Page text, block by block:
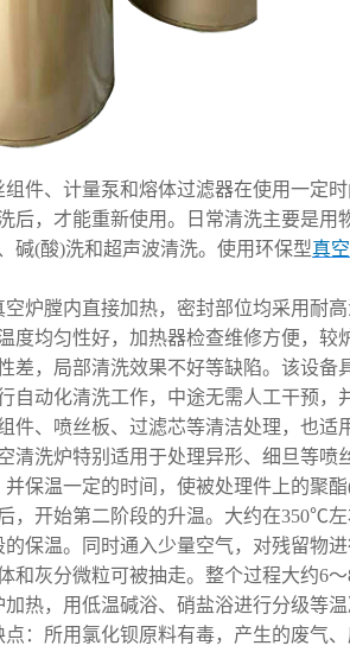
件、计量泵和熔体过滤器在使用一定
后，才能重新使用。日常清洗主要是
碱(酸)洗和超声波清洗。使用环保型真
炉膛内直接加热，密封部位均采用耐
度均匀性好，加热器检查维修方便，较
差，局部清洗效果不好等缺陷。该设
自动化清洗工作，中途无需人工干预
件、喷丝板、过滤芯等清洁处理，也
清洗炉特别适用于处理异形、细旦等
保温一定的时间，使被处理件上的聚
，开始第二阶段的升温。大约在350℃
保温。同时通入少量空气，对残留物
和灰分微粒可被抽走。整个过程大约6
热，用低温碱浴、硝盐浴进行分级等
：所用氯化钡原料有毒，产生的废气